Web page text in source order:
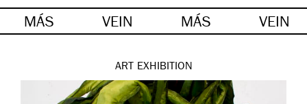
MÁS VEIN MÁS VEIN
ART EXHIBITION